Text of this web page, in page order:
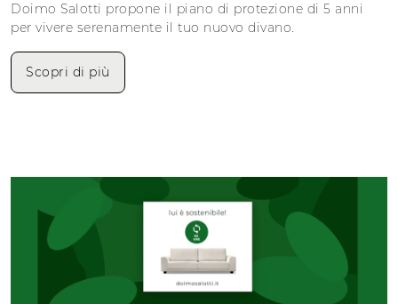
Doimo Salotti propone il piano di protezione di 5 anni
per vivere serenamente il tuo nuovo divano.
Scopri di più